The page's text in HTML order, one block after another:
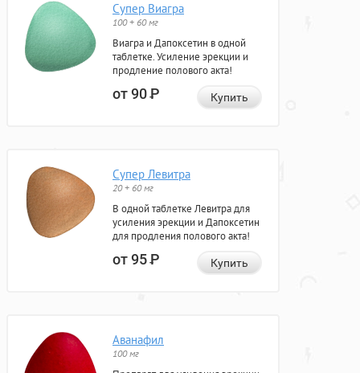
Супер Виагра
100 + 60 мг
Виагра и Дапоксетин в одной
таблетке. Усиление эрекции и
продление полового акта!
от 90Р Купить
Супер Левитра
20 + 60 мг
В одной таблетке Левитра для
усиления эрекции и Дапоксетин
для продления полового акта!
от 95Р Купить
Аванафил
100 мг